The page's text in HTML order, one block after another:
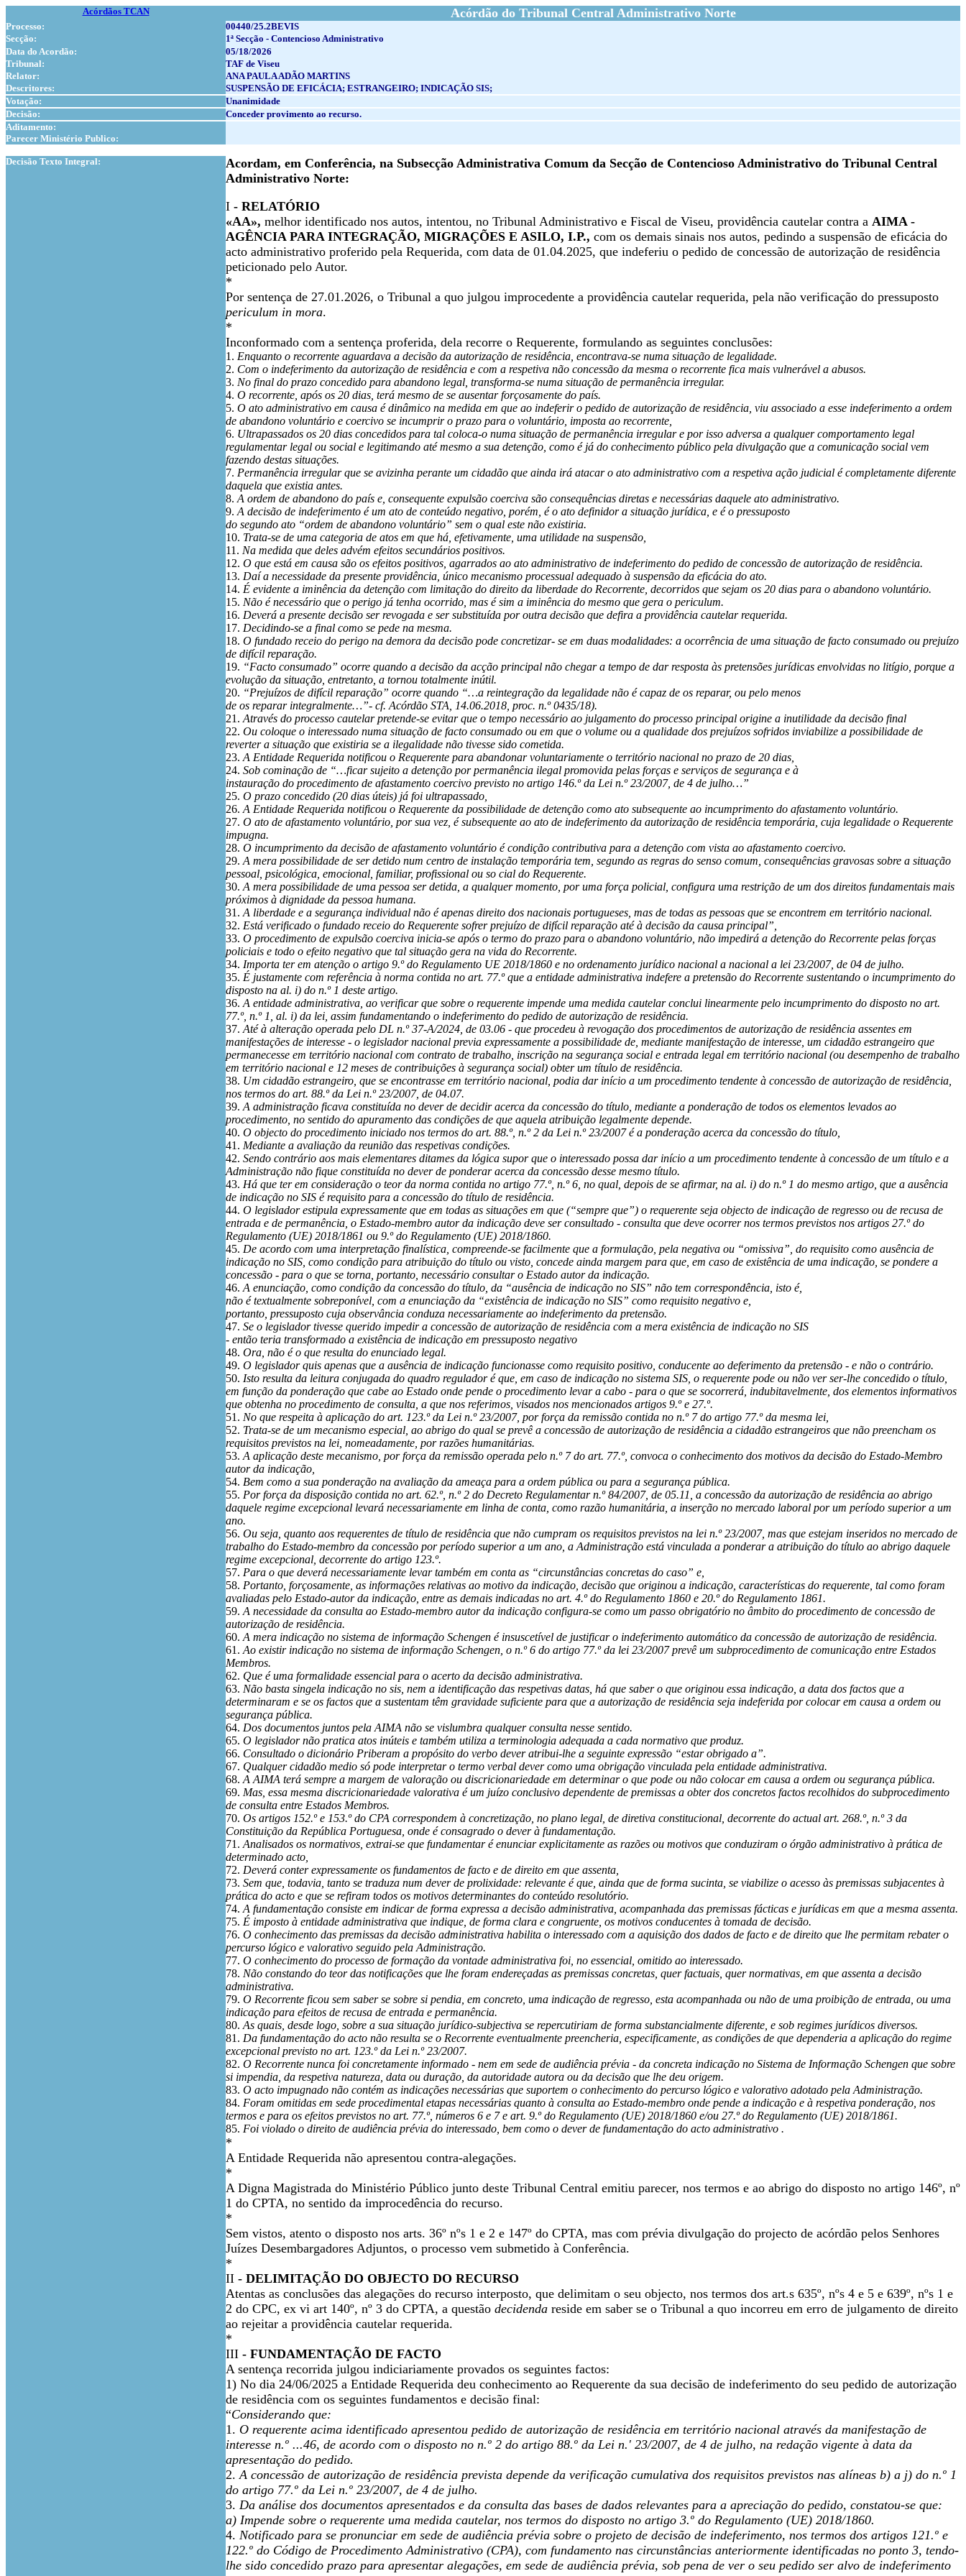
Acórdãos TCAN Acórdão do Tribunal Central Administrativo Norte
Processo:
00440/25.2BEVIS
Secção:
1ª Secção - Contencioso Administrativo
Data do Acordão:
05/18/2026
Tribunal:
TAF de Viseu
Relator:
ANA PAULA ADÃO MARTINS
Descritores:
SUSPENSÃO DE EFICÁCIA; ESTRANGEIRO; INDICAÇÃO SIS;
Votação:
Unanimidade
Decisão:
Conceder provimento ao recurso.
Aditamento:
Parecer Ministério Publico:
Decisão Texto Integral:
Acordam, em Conferência, na Subsecção Administrativa Comum da Secção de Contencioso Administrativo do Tribunal Central
Administrativo Norte:
I - RELATÓRIO
«AA», melhor identificado nos autos, intentou, no Tribunal Administrativo e Fiscal de Viseu, providência cautelar contra a AIMA -
AGÊNCIA PARA INTEGRAÇÃO, MIGRAÇÕES E ASILO, I.P., com os demais sinais nos autos, pedindo a suspensão de eficácia do
acto administrativo proferido pela Requerida, com data de 01.04.2025, que indeferiu o pedido de concessão de autorização de residência
peticionado pelo Autor.
*
Por sentença de 27.01.2026, o Tribunal a quo julgou improcedente a providência cautelar requerida, pela não verificação do pressuposto
periculum in mora.
*
Inconformado com a sentença proferida, dela recorre o Requerente, formulando as seguintes conclusões:
1. Enquanto o recorrente aguardava a decisão da autorização de residência, encontrava-se numa situação de legalidade.
2. Com o indeferimento da autorização de residência e com a respetiva não concessão da mesma o recorrente fica mais vulnerável a abusos.
3. No final do prazo concedido para abandono legal, transforma-se numa situação de permanência irregular.
4. O recorrente, após os 20 dias, terá mesmo de se ausentar forçosamente do país.
5. O ato administrativo em causa é dinâmico na medida em que ao indeferir o pedido de autorização de residência, viu associado a esse indeferimento a ordem
de abandono voluntário e coercivo se incumprir o prazo para o voluntário, imposta ao recorrente,
6. Ultrapassados os 20 dias concedidos para tal coloca-o numa situação de permanência irregular e por isso adversa a qualquer comportamento legal
regulamentar legal ou social e legitimando até mesmo a sua detenção, como é já do conhecimento público pela divulgação que a comunicação social vem
fazendo destas situações.
7. Permanência irregular que se avizinha perante um cidadão que ainda irá atacar o ato administrativo com a respetiva ação judicial é completamente diferente
daquela que existia antes.
8. A ordem de abandono do país e, consequente expulsão coerciva são consequências diretas e necessárias daquele ato administrativo.
9. A decisão de indeferimento é um ato de conteúdo negativo, porém, é o ato definidor a situação jurídica, e é o pressuposto
do segundo ato “ordem de abandono voluntário” sem o qual este não existiria.
10. Trata-se de uma categoria de atos em que há, efetivamente, uma utilidade na suspensão,
11. Na medida que deles advém efeitos secundários positivos.
12. O que está em causa são os efeitos positivos, agarrados ao ato administrativo de indeferimento do pedido de concessão de autorização de residência.
13. Daí a necessidade da presente providência, único mecanismo processual adequado à suspensão da eficácia do ato.
14. É evidente a iminência da detenção com limitação do direito da liberdade do Recorrente, decorridos que sejam os 20 dias para o abandono voluntário.
15. Não é necessário que o perigo já tenha ocorrido, mas é sim a iminência do mesmo que gera o periculum.
16. Deverá a presente decisão ser revogada e ser substituída por outra decisão que defira a providência cautelar requerida.
17. Decidindo-se a final como se pede na mesma.
18. O fundado receio do perigo na demora da decisão pode concretizar- se em duas modalidades: a ocorrência de uma situação de facto consumado ou prejuízo
de difícil reparação.
19. “Facto consumado” ocorre quando a decisão da acção principal não chegar a tempo de dar resposta às pretensões jurídicas envolvidas no litígio, porque a
evolução da situação, entretanto, a tornou totalmente inútil.
20. “Prejuízos de difícil reparação” ocorre quando “…a reintegração da legalidade não é capaz de os reparar, ou pelo menos
de os reparar integralmente…”- cf. Acórdão STA, 14.06.2018, proc. n.º 0435/18).
21. Através do processo cautelar pretende-se evitar que o tempo necessário ao julgamento do processo principal origine a inutilidade da decisão final
22. Ou coloque o interessado numa situação de facto consumado ou em que o volume ou a qualidade dos prejuízos sofridos inviabilize a possibilidade de
reverter a situação que existiria se a ilegalidade não tivesse sido cometida.
23. A Entidade Requerida notificou o Requerente para abandonar voluntariamente o território nacional no prazo de 20 dias,
24. Sob cominação de “…ficar sujeito a detenção por permanência ilegal promovida pelas forças e serviços de segurança e à
instauração do procedimento de afastamento coercivo previsto no artigo 146.º da Lei n.º 23/2007, de 4 de julho…”
25. O prazo concedido (20 dias úteis) já foi ultrapassado,
26. A Entidade Requerida notificou o Requerente da possibilidade de detenção como ato subsequente ao incumprimento do afastamento voluntário.
27. O ato de afastamento voluntário, por sua vez, é subsequente ao ato de indeferimento da autorização de residência temporária, cuja legalidade o Requerente
impugna.
28. O incumprimento da decisão de afastamento voluntário é condição contributiva para a detenção com vista ao afastamento coercivo.
29. A mera possibilidade de ser detido num centro de instalação temporária tem, segundo as regras do senso comum, consequências gravosas sobre a situação
pessoal, psicológica, emocional, familiar, profissional ou so cial do Requerente.
30. A mera possibilidade de uma pessoa ser detida, a qualquer momento, por uma força policial, configura uma restrição de um dos direitos fundamentais mais
próximos à dignidade da pessoa humana.
31. A liberdade e a segurança individual não é apenas direito dos nacionais portugueses, mas de todas as pessoas que se encontrem em território nacional.
32. Está verificado o fundado receio do Requerente sofrer prejuízo de difícil reparação até à decisão da causa principal”,
33. O procedimento de expulsão coerciva inicia-se após o termo do prazo para o abandono voluntário, não impedirá a detenção do Recorrente pelas forças
policiais e todo o efeito negativo que tal situação gera na vida do Recorrente.
34. Importa ter em atenção o artigo 9.º do Regulamento UE 2018/1860 e no ordenamento jurídico nacional a nacional a lei 23/2007, de 04 de julho.
35. É justamente com referência à norma contida no art. 77.º que a entidade administrativa indefere a pretensão do Recorrente sustentando o incumprimento do
disposto na al. i) do n.º 1 deste artigo.
36. A entidade administrativa, ao verificar que sobre o requerente impende uma medida cautelar conclui linearmente pelo incumprimento do disposto no art.
77.º, n.º 1, al. i) da lei, assim fundamentando o indeferimento do pedido de autorização de residência.
37. Até à alteração operada pelo DL n.º 37-A/2024, de 03.06 - que procedeu à revogação dos procedimentos de autorização de residência assentes em
manifestações de interesse - o legislador nacional previa expressamente a possibilidade de, mediante manifestação de interesse, um cidadão estrangeiro que
permanecesse em território nacional com contrato de trabalho, inscrição na segurança social e entrada legal em território nacional (ou desempenho de trabalho
em território nacional e 12 meses de contribuições à segurança social) obter um título de residência.
38. Um cidadão estrangeiro, que se encontrasse em território nacional, podia dar início a um procedimento tendente à concessão de autorização de residência,
nos termos do art. 88.º da Lei n.º 23/2007, de 04.07.
39. A administração ficava constituída no dever de decidir acerca da concessão do título, mediante a ponderação de todos os elementos levados ao
procedimento, no sentido do apuramento das condições de que aquela atribuição legalmente depende.
40. O objecto do procedimento iniciado nos termos do art. 88.º, n.º 2 da Lei n.º 23/2007 é a ponderação acerca da concessão do título,
41. Mediante a avaliação da reunião das respetivas condições.
42. Sendo contrário aos mais elementares ditames da lógica supor que o interessado possa dar início a um procedimento tendente à concessão de um título e a
Administração não fique constituída no dever de ponderar acerca da concessão desse mesmo título.
43. Há que ter em consideração o teor da norma contida no artigo 77.º, n.º 6, no qual, depois de se afirmar, na al. i) do n.º 1 do mesmo artigo, que a ausência
de indicação no SIS é requisito para a concessão do título de residência.
44. O legislador estipula expressamente que em todas as situações em que (“sempre que”) o requerente seja objecto de indicação de regresso ou de recusa de
entrada e de permanência, o Estado-membro autor da indicação deve ser consultado - consulta que deve ocorrer nos termos previstos nos artigos 27.º do
Regulamento (UE) 2018/1861 ou 9.º do Regulamento (UE) 2018/1860.
45. De acordo com uma interpretação finalística, compreende-se facilmente que a formulação, pela negativa ou “omissiva”, do requisito como ausência de
indicação no SIS, como condição para atribuição do título ou visto, concede ainda margem para que, em caso de existência de uma indicação, se pondere a
concessão - para o que se torna, portanto, necessário consultar o Estado autor da indicação.
46. A enunciação, como condição da concessão do título, da “ausência de indicação no SIS” não tem correspondência, isto é,
não é textualmente sobreponível, com a enunciação da “existência de indicação no SIS” como requisito negativo e,
portanto, pressuposto cuja observância conduza necessariamente ao indeferimento da pretensão.
47. Se o legislador tivesse querido impedir a concessão de autorização de residência com a mera existência de indicação no SIS
- então teria transformado a existência de indicação em pressuposto negativo
48. Ora, não é o que resulta do enunciado legal.
49. O legislador quis apenas que a ausência de indicação funcionasse como requisito positivo, conducente ao deferimento da pretensão - e não o contrário.
50. Isto resulta da leitura conjugada do quadro regulador é que, em caso de indicação no sistema SIS, o requerente pode ou não ver ser-lhe concedido o título,
em função da ponderação que cabe ao Estado onde pende o procedimento levar a cabo - para o que se socorrerá, indubitavelmente, dos elementos informativos
que obtenha no procedimento de consulta, a que nos referimos, visados nos mencionados artigos 9.º e 27.º.
51. No que respeita à aplicação do art. 123.º da Lei n.º 23/2007, por força da remissão contida no n.º 7 do artigo 77.º da mesma lei,
52. Trata-se de um mecanismo especial, ao abrigo do qual se prevê a concessão de autorização de residência a cidadão estrangeiros que não preencham os
requisitos previstos na lei, nomeadamente, por razões humanitárias.
53. A aplicação deste mecanismo, por força da remissão operada pelo n.º 7 do art. 77.º, convoca o conhecimento dos motivos da decisão do Estado-Membro
autor da indicação,
54. Bem como a sua ponderação na avaliação da ameaça para a ordem pública ou para a segurança pública.
55. Por força da disposição contida no art. 62.º, n.º 2 do Decreto Regulamentar n.º 84/2007, de 05.11, a concessão da autorização de residência ao abrigo
daquele regime excepcional levará necessariamente em linha de conta, como razão humanitária, a inserção no mercado laboral por um período superior a um
ano.
56. Ou seja, quanto aos requerentes de título de residência que não cumpram os requisitos previstos na lei n.º 23/2007, mas que estejam inseridos no mercado de
trabalho do Estado-membro da concessão por período superior a um ano, a Administração está vinculada a ponderar a atribuição do título ao abrigo daquele
regime excepcional, decorrente do artigo 123.º.
57. Para o que deverá necessariamente levar também em conta as “circunstâncias concretas do caso” e,
58. Portanto, forçosamente, as informações relativas ao motivo da indicação, decisão que originou a indicação, características do requerente, tal como foram
avaliadas pelo Estado-autor da indicação, entre as demais indicadas no art. 4.º do Regulamento 1860 e 20.º do Regulamento 1861.
59. A necessidade da consulta ao Estado-membro autor da indicação configura-se como um passo obrigatório no âmbito do procedimento de concessão de
autorização de residência.
60. A mera indicação no sistema de informação Schengen é insuscetível de justificar o indeferimento automático da concessão de autorização de residência.
61. Ao existir indicação no sistema de informação Schengen, o n.º 6 do artigo 77.º da lei 23/2007 prevê um subprocedimento de comunicação entre Estados
Membros.
62. Que é uma formalidade essencial para o acerto da decisão administrativa.
63. Não basta singela indicação no sis, nem a identificação das respetivas datas, há que saber o que originou essa indicação, a data dos factos que a
determinaram e se os factos que a sustentam têm gravidade suficiente para que a autorização de residência seja indeferida por colocar em causa a ordem ou
segurança pública.
64. Dos documentos juntos pela AIMA não se vislumbra qualquer consulta nesse sentido.
65. O legislador não pratica atos inúteis e também utiliza a terminologia adequada a cada normativo que produz.
66. Consultado o dicionário Priberam a propósito do verbo dever atribui-lhe a seguinte expressão “estar obrigado a”.
67. Qualquer cidadão medio só pode interpretar o termo verbal dever como uma obrigação vinculada pela entidade administrativa.
68. A AIMA terá sempre a margem de valoração ou discricionariedade em determinar o que pode ou não colocar em causa a ordem ou segurança pública.
69. Mas, essa mesma discricionariedade valorativa é um juízo conclusivo dependente de premissas a obter dos concretos factos recolhidos do subprocedimento
de consulta entre Estados Membros.
70. Os artigos 152.º e 153.º do CPA correspondem à concretização, no plano legal, de diretiva constitucional, decorrente do actual art. 268.º, n.º 3 da
Constituição da República Portuguesa, onde é consagrado o dever à fundamentação.
71. Analisados os normativos, extrai-se que fundamentar é enunciar explicitamente as razões ou motivos que conduziram o órgão administrativo à prática de
determinado acto,
72. Deverá conter expressamente os fundamentos de facto e de direito em que assenta,
73. Sem que, todavia, tanto se traduza num dever de prolixidade: relevante é que, ainda que de forma sucinta, se viabilize o acesso às premissas subjacentes à
prática do acto e que se refiram todos os motivos determinantes do conteúdo resolutório.
74. A fundamentação consiste em indicar de forma expressa a decisão administrativa, acompanhada das premissas fácticas e jurídicas em que a mesma assenta.
75. É imposto à entidade administrativa que indique, de forma clara e congruente, os motivos conducentes à tomada de decisão.
76. O conhecimento das premissas da decisão administrativa habilita o interessado com a aquisição dos dados de facto e de direito que lhe permitam rebater o
percurso lógico e valorativo seguido pela Administração.
77. O conhecimento do processo de formação da vontade administrativa foi, no essencial, omitido ao interessado.
78. Não constando do teor das notificações que lhe foram endereçadas as premissas concretas, quer factuais, quer normativas, em que assenta a decisão
administrativa.
79. O Recorrente ficou sem saber se sobre si pendia, em concreto, uma indicação de regresso, esta acompanhada ou não de uma proibição de entrada, ou uma
indicação para efeitos de recusa de entrada e permanência.
80. As quais, desde logo, sobre a sua situação jurídico-subjectiva se repercutiriam de forma substancialmente diferente, e sob regimes jurídicos diversos.
81. Da fundamentação do acto não resulta se o Recorrente eventualmente preencheria, especificamente, as condições de que dependeria a aplicação do regime
excepcional previsto no art. 123.º da Lei n.º 23/2007.
82. O Recorrente nunca foi concretamente informado - nem em sede de audiência prévia - da concreta indicação no Sistema de Informação Schengen que sobre
si impendia, da respetiva natureza, data ou duração, da autoridade autora ou da decisão que lhe deu origem.
83. O acto impugnado não contém as indicações necessárias que suportem o conhecimento do percurso lógico e valorativo adotado pela Administração.
84. Foram omitidas em sede procedimental etapas necessárias quanto à consulta ao Estado-membro onde pende a indicação e à respetiva ponderação, nos
termos e para os efeitos previstos no art. 77.º, números 6 e 7 e art. 9.º do Regulamento (UE) 2018/1860 e/ou 27.º do Regulamento (UE) 2018/1861.
85. Foi violado o direito de audiência prévia do interessado, bem como o dever de fundamentação do acto administrativo .
*
A Entidade Requerida não apresentou contra-alegações.
*
A Digna Magistrada do Ministério Público junto deste Tribunal Central emitiu parecer, nos termos e ao abrigo do disposto no artigo 146º, nº
1 do CPTA, no sentido da improcedência do recurso.
*
Sem vistos, atento o disposto nos arts. 36º nºs 1 e 2 e 147º do CPTA, mas com prévia divulgação do projecto de acórdão pelos Senhores
Juízes Desembargadores Adjuntos, o processo vem submetido à Conferência.
*
II - DELIMITAÇÃO DO OBJECTO DO RECURSO
Atentas as conclusões das alegações do recurso interposto, que delimitam o seu objecto, nos termos dos art.s 635º, nºs 4 e 5 e 639º, nºs 1 e
2 do CPC, ex vi art 140º, nº 3 do CPTA, a questão decidenda reside em saber se o Tribunal a quo incorreu em erro de julgamento de direito
ao rejeitar a providência cautelar requerida.
*
III - FUNDAMENTAÇÃO DE FACTO
A sentença recorrida julgou indiciariamente provados os seguintes factos:
1) No dia 24/06/2025 a Entidade Requerida deu conhecimento ao Requerente da sua decisão de indeferimento do seu pedido de autorização
de residência com os seguintes fundamentos e decisão final:
“Considerando que:
1. O requerente acima identificado apresentou pedido de autorização de residência em território nacional através da manifestação de
interesse n.º ...46, de acordo com o disposto no n.º 2 do artigo 88.º da Lei n.' 23/2007, de 4 de julho, na redação vigente à data da
apresentação do pedido.
2.A concessão de autorização de residência prevista depende da verificação cumulativa dos requisitos previstos nas alíneas b) a j) do n.º 1
do artigo 77.º da Lei n.º 23/2007, de 4 de julho.
3. Da análise dos documentos apresentados e da consulta das bases de dados relevantes para a apreciação do pedido, constatou-se que:
a) Impende sobre o requerente uma medida cautelar, nos termos do disposto no artigo 3.º do Regulamento (UE) 2018/1860.
4. Notificado para se pronunciar em sede de audiência prévia sobre o projeto de decisão de indeferimento, nos termos dos artigos 121.º e
122.º do Código de Procedimento Administrativo (CPA), com fundamento nas circunstâncias anteriormente identificadas no ponto 3, tendo-
lhe sido concedido prazo para apresentar alegações, em sede de audiência prévia, sob pena de ver o seu pedido ser alvo de indeferimento